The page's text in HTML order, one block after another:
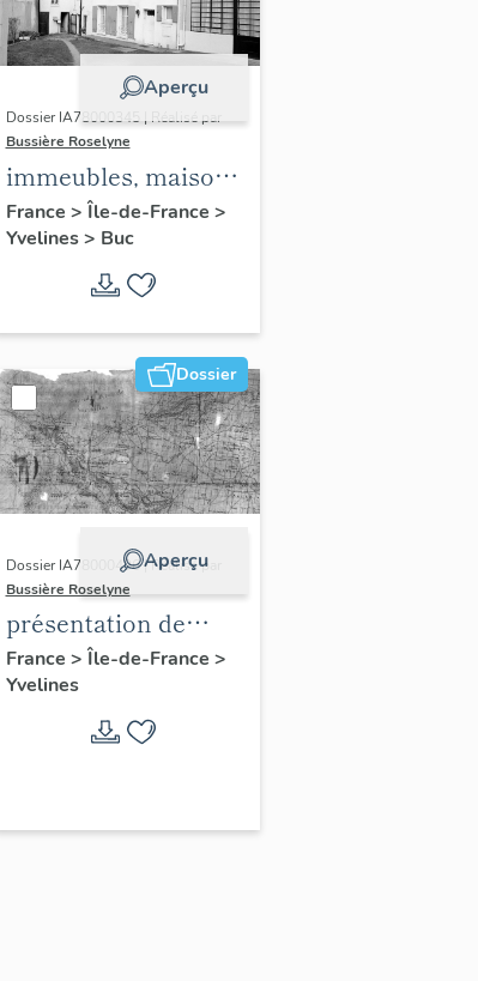
Aperçu
Dossier IA78000345 | Réalisé par
Bussière Roselyne
immeubles, maisons,
fermes
France > Île-de-France >
Yvelines> Buc
Dossier
Aperçu
Dossier IA78000496 | Réalisé par
Bussière Roselyne
présentation de
l'étude du
patrimoine de l'aire
d'étude Versailles
périphérie sud
France > Île-de-France >
Yvelines